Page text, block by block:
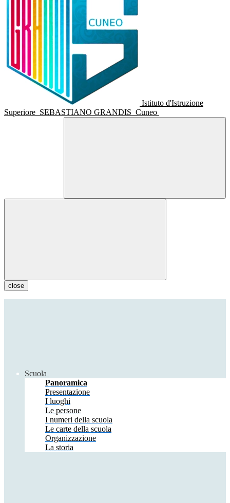
Istituto d'Istruzione
Superiore SEBASTIANO GRANDIS Cuneo
close
Scuola
Panoramica
Presentazione
I luoghi
Le persone
I numeri della scuola
Le carte della scuola
Organizzazione
La storia